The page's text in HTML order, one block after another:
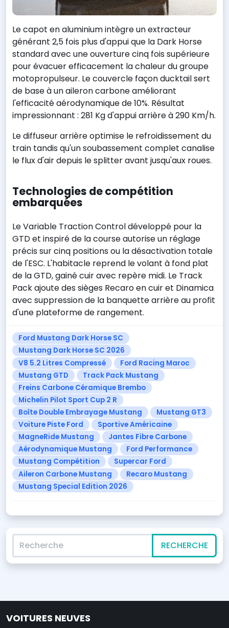
Le capot en aluminium intègre un extracteur
générant 2,5 fois plus d'appui que la Dark Horse
standard avec une ouverture cinq fois supérieure
pour évacuer efficacement la chaleur du groupe
motopropulseur. Le couvercle façon ducktail sert
de base à un aileron carbone améliorant
l'efficacité aérodynamique de 10%. Résultat
impressionnant : 281 Kg d'appui arrière à 290 Km/h.
Le diffuseur arrière optimise le refroidissement du
train tandis qu'un soubassement complet canalise
le flux d'air depuis le splitter avant jusqu'aux roues.
Technologies de compétition
embarquées
Le Variable Traction Control développé pour la
GTD et inspiré de la course autorise un réglage
précis sur cinq positions ou la désactivation totale
de l'ESC. L'habitacle reprend le volant à fond plat
de la GTD, gainé cuir avec repère midi. Le Track
Pack ajoute des sièges Recaro en cuir et Dinamica
avec suppression de la banquette arrière au profit
d'une plateforme de rangement.
Ford Mustang Dark Horse SC
Mustang Dark Horse SC 2026
V8 5.2 Litres Compressé
Ford Racing Maroc
Mustang GTD
Track Pack Mustang
Freins Carbone Céramique Brembo
Michelin Pilot Sport Cup 2 R
Boîte Double Embrayage Mustang
Mustang GT3
Voiture Piste Ford
Sportive Américaine
MagneRide Mustang
Jantes Fibre Carbone
Aérodynamique Mustang
Ford Performance
Mustang Compétition
Supercar Ford
Aileron Carbone Mustang
Recaro Mustang
Mustang Special Edition 2026
Recherche
RECHERCHE
VOITURES NEUVES